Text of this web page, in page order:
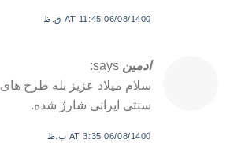
06/08/1400 AT 11:45 ق.ظ
ادمین says:
سلام میلاد عزیز بله طرح های
سنتی ایرانی شارژ شده.
06/08/1400 AT 3:35 ب.ظ